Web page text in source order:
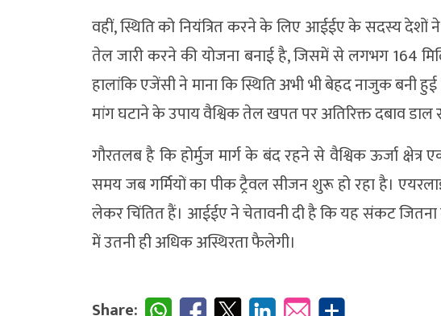
वहीं, स्थिति को नियंत्रित करने के लिए आईईए के सदस्य
तेल जारी करने की योजना बनाई है, जिसमें से लगभग 164
हालांकि एजेंसी ने माना कि स्थिति अभी भी बेहद नाजुक बनी
मांग घटाने के उपाय वैश्विक तेल खपत पर अतिरिक्त दबाव डाल
गौरतलब है कि होर्मुज मार्ग के बंद रहने से वैश्विक ऊर्जा
समय जब गर्मियों का पीक ट्रैवल सीजन शुरू हो रहा है।
लेकर चिंतित हैं। आईईए ने चेतावनी दी है कि यह संकट जितना
में उतनी ही अधिक अस्थिरता फैलेगी।
Share: